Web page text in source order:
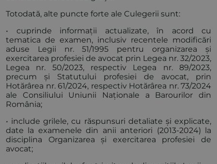
Totodată, alte puncte forte ale Culegerii sunt:
• cuprinde informații actualizate, în acord cu
tematica de examen, inclusiv recentele modificări
aduse Legii nr. 51/1995 pentru organizarea și
exercitarea profesiei de avocat prin Legea nr. 32/2023,
Legea nr. 50/2023, respectiv Legea nr. 89/2023,
precum și Statutului profesiei de avocat, prin
Hotărârea nr. 61/2024, respectiv Hotărârea nr. 73/2024
ale Consiliului Uniunii Naționale a Barourilor din
România;
• include grilele, cu răspunsuri detaliate și explicate,
date la examenele din anii anteriori (2013-2024) la
disciplina Organizarea și exercitarea profesiei de
avocat;